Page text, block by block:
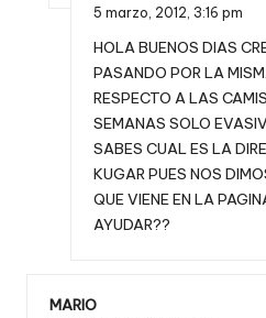
5 marzo, 2012, 3:16 pm
HOLA BUENOS DIAS
PASANDO POR LA
RESPECTO A LAS
SEMANAS SOLO
SABES CUAL ES LA
KUGAR PUES NOS
QUE VIENE EN LA
AYUDAR??
MARIO